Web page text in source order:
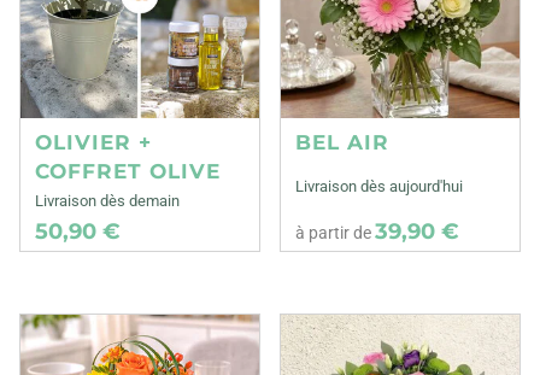
OLIVIER +
COFFRET OLIVE
Livraison dès demain
50,90 €
BEL AIR
Livraison dès aujourd'hui
à partir de39,90 €